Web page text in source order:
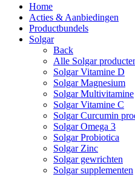
Home
Acties & Aanbiedingen
Productbundels
Solgar
Back
Alle Solgar
Solgar Vitamine D
Solgar Magnesium
Solgar Multivitamine
Solgar Vitamine C
Solgar Curcumin
Solgar Omega 3
Solgar Probiotica
Solgar Zinc
Solgar gewrichten
Solgar supplementen